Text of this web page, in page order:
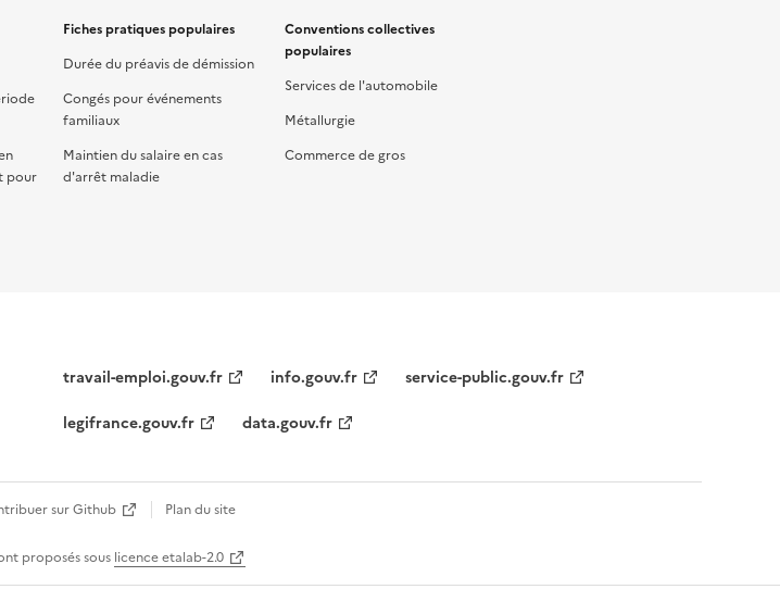
pour
Fiches pratiques populaires
Durée du préavis de démission
Congés pour événements
familiaux
Maintien du salaire en cas
d'arrêt maladie
Conventions collectives
populaires
Services de l'automobile
Métallurgie
Commerce de gros
travail-emploi.gouv.fr info.gouv.fr
service-public.gouv.fr
legifrance.gouv.fr
data.gouv.fr
sur Github Plan du site
proposés sous licence etalab-2.0